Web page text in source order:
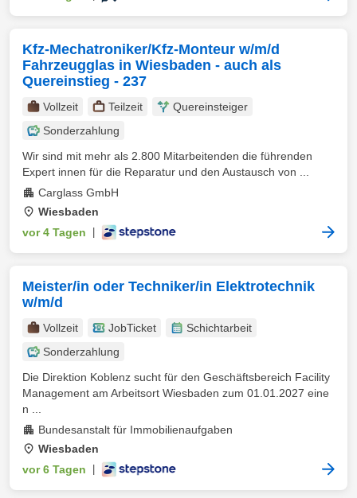
Kfz-Mechatroniker/Kfz-Monteur w/m/d
Fahrzeugglas in Wiesbaden - auch als
Quereinstieg - 237
Vollzeit Teilzeit
Quereinsteiger
Sonderzahlung
Wir sind mit mehr als 2.800 Mitarbeitenden die führenden
Expert innen für die Reparatur und den Austausch von ...
Carglass GmbH
Wiesbaden
vor 4 Tagen
Meister/in oder Techniker/in Elektrotechnik
w/m/d
Vollzeit JobTicket
Schichtarbeit
Sonderzahlung
Die Direktion Koblenz sucht für den Geschäftsbereich Facility
Management am Arbeitsort Wiesbaden zum 01.01.2027 eine
n ...
Bundesanstalt für Immobilienaufgaben
Wiesbaden
vor 6 Tagen